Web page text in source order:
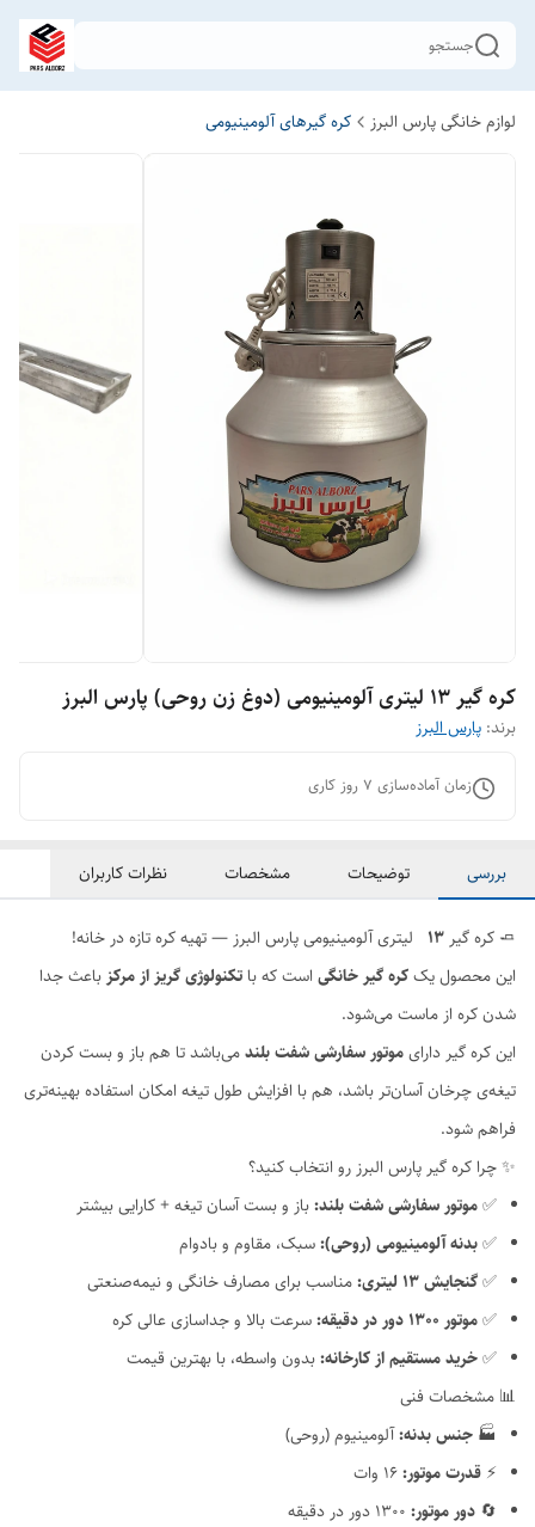
جستجو
لوازم خانگی پارس البرز کره گیرهای آلومینیومی
کره گیر 13 لیتری آلومینیومی (دوغ زن روحی) پارس البرز
برند: پارس البرز
زمان آماده‌سازی 7 روز کاری
بررسی توضیحات مشخصات نظرات کاربران
🧈 کره گیر ۱۳
لیتری آلومینیومی پارس البرز — تهیه کره تازه در خانه!
این محصول یککره گیر خانگی است که باتکنولوژی گریز از مرکز باعث جدا
شدن کره از ماست می‌شود.
این کره گیر دارایموتور سفارشی شفت بلندمی‌باشد تا هم باز و بست کردن
تیغه‌ی چرخان آسان‌تر باشد، هم با افزایش طول تیغه امکان استفاده بهینه‌تری
فراهم شود.
✨ چرا کره گیر پارس البرز رو انتخاب کنید؟
✅موتور سفارشی شفت بلند:باز و بست آسان تیغه + کارایی بیشتر
✅بدنه آلومینیومی (روحی):سبک، مقاوم و بادوام
✅گنجایش ۱۳ لیتری:
مناسب برای مصارف خانگی و نیمه‌صنعتی
✅موتور ۱۳۰۰ دور در دقیقه:
سرعت بالا و جداسازی عالی کره
✅خرید مستقیم از کارخانه:بدون واسطه، با بهترین قیمت
📊 مشخصات فنی
🏭 جنس بدنه:آلومینیوم (روحی)
⚡ قدرت موتور:
🔄 دور موتور: